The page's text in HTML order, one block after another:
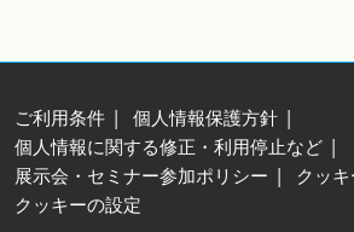
ご利用条件
個人情報保護方針
個人情報に関する修正・利用停止など
展示会・セミナー参加ポリシー
クッ
クッキーの設定